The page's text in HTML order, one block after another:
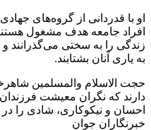
او با قدردانی از گروه‌های
افراد جامعه هدف مشغول
زندگی را به سختی می‌گذرانند
به یاری آنان بشتابند.
حجت الاسلام والمسلمین
دارند که نگران معیشت
احسان و نیکوکاری، شادی را
خبرنگاران جوان